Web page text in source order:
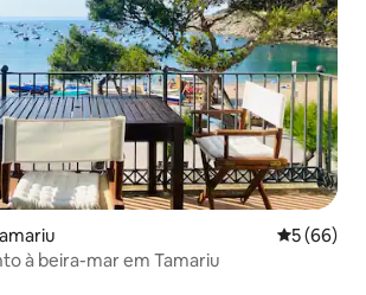
5 de uma
5 (66)
à beira-mar em Tamariu